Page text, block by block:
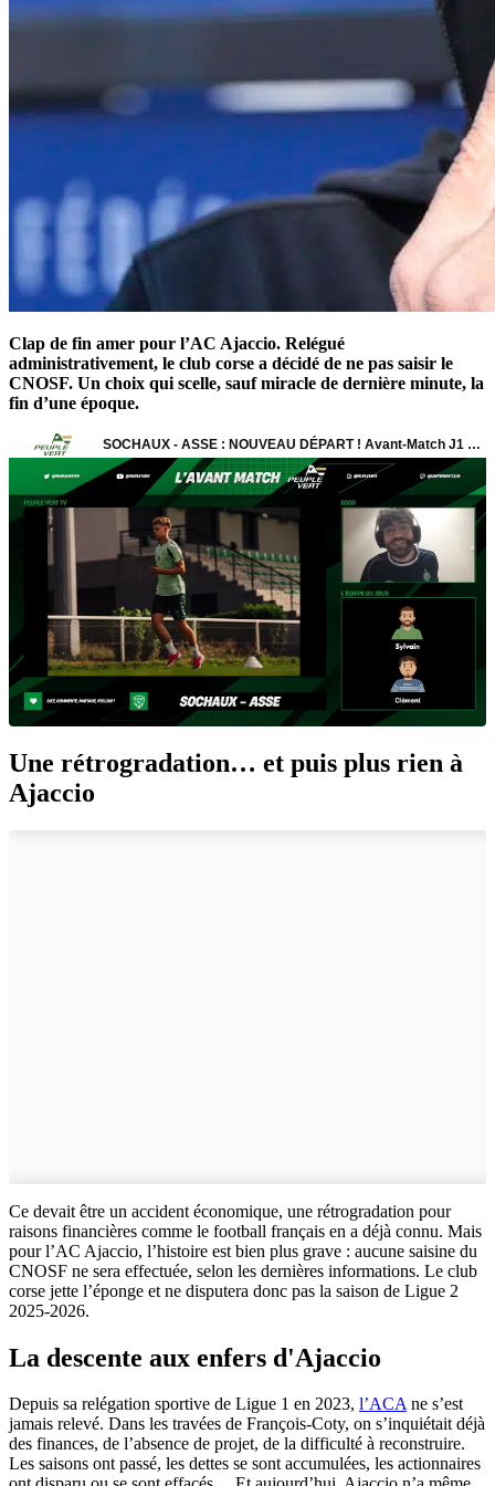
Clap de fin amer pour l’AC Ajaccio. Relégué
administrativement, le club corse a décidé de ne pas saisir le
CNOSF. Un choix qui scelle, sauf miracle de dernière minute, la
fin d’une époque.
Une rétrogradation… et puis plus rien à
Ajaccio
Ce devait être un accident économique, une rétrogradation pour
raisons financières comme le football français en a déjà connu. Mais
pour l’AC Ajaccio, l’histoire est bien plus grave : aucune saisine du
CNOSF ne sera effectuée, selon les dernières informations. Le club
corse jette l’éponge et ne disputera donc pas la saison de Ligue 2
2025-2026.
La descente aux enfers d'Ajaccio
Depuis sa relégation sportive de Ligue 1 en 2023, l’ACAne s’est
jamais relevé. Dans les travées de François-Coty, on s’inquiétait déjà
des finances, de l’absence de projet, de la difficulté à reconstruire.
Les saisons ont passé, les dettes se sont accumulées, les actionnaires